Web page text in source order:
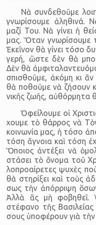
Νὰ συν­δε­θοῦμε
γνω­ρί­σουμε ἀ­λη­θινά.
μαζί Του. Νὰ γί­νει ἡ
μας. Ὅ­ταν γνω­ρί­σουμε
Ἐ­κεῖ­νον θὰ γίνει τόσο
γερή, ὥ­στε δὲν θὰ
Δὲν θὰ
σπι­σθοῦμε, ἀ­κόμη κι
θὰ πο­θοῦμε νὰ ζή­σουν
νι­κῆς ζωῆς, αὐ­θόρ­μητα
Ὀ­φεί­λουμε οἱ
χουμε τὸ θάρ­ρος νὰ
κοι­νω­νία μας, ἡ τόσο
τόση ἄ­γνοια καὶ τόση
Ὅ­ποιος ἀν­τέ­ξει νὰ
στά­σει τὸ ὄ­νομα τοῦ
λο­προ­αί­ρε­τες ψυ­χὲς
θὰ στη­ρί­ξει καὶ τοὺς
σως τὴν ἀ­πόρ­ριψη
Ἀλλὰ ἂς μὴ φο­βη­θεῖ.
στέφανο τῆς
σους ὑ­πο­φέ­ρουν γιὰ